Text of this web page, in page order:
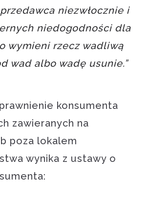
niezwłocznie i
niedogodności dla
wymieni rzecz wadliwą
wad albo wadę usunie.”
konsumenta
zawieranych na
poza lokalem
wynika z ustawy o